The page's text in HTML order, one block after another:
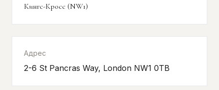
Кингс-Кросс (NW1)
Адрес
2-6 St Pancras Way, London NW1 0TB